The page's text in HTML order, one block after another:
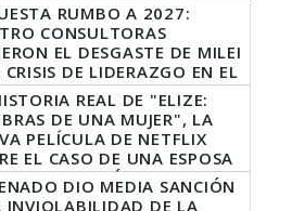
RUMBO A 2027:
CONSULTORAS
EL DESGASTE DE MILEI
CRISIS DE LIDERAZGO EN EL
REAL DE "ELIZE:
DE UNA MUJER", LA
PELÍCULA DE NETFLIX
EL CASO DE UNA ESPOSA
DESCUARTIZÓ A SU
DIO MEDIA SANCIÓN
INVIOLABILIDAD DE LA